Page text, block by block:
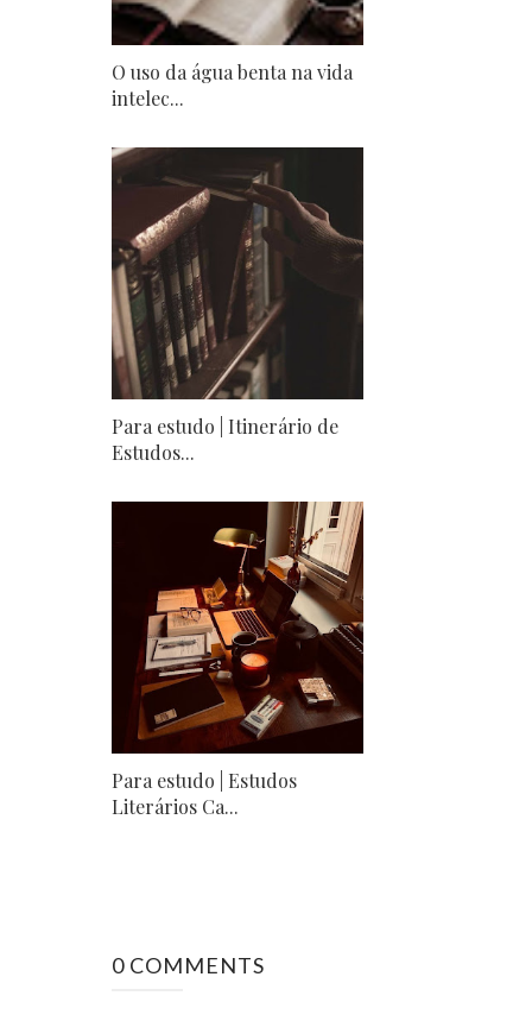
O uso da água benta na vida
intelec...
Para estudo | Itinerário de
Estudos...
Para estudo | Estudos
Literários Ca...
0 COMMENTS